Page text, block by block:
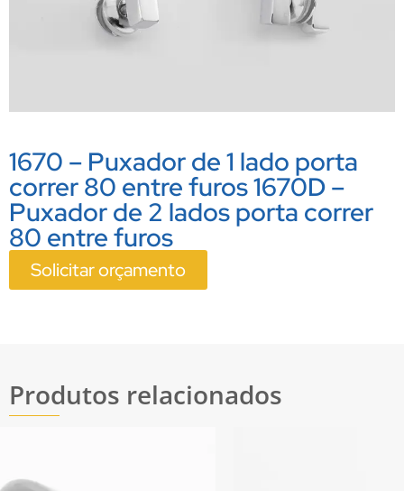
1670 – Puxador de 1 lado porta
correr 80 entre furos 1670D –
Puxador de 2 lados porta correr
80 entre furos
Solicitar orçamento
Produtos relacionados